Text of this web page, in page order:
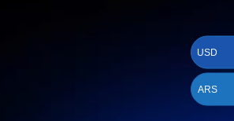
USD
ARS